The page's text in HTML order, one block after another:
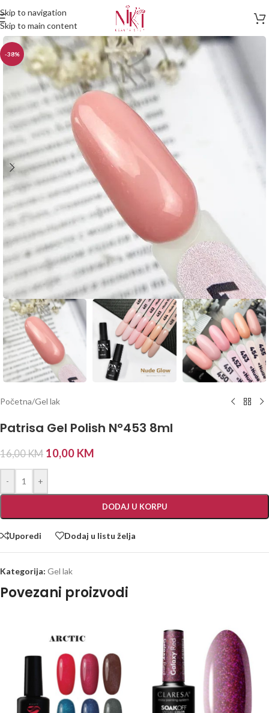
Skip to navigation
Skip to main content
-38%
Početna/Gel lak
Patrisa Gel Polish N°453 8ml
16,00KM 10,00 KM
- +
DODAJ U KORPU
Uporedi Dodaj u listu želja
Kategorija: Gel lak
Povezani proizvodi